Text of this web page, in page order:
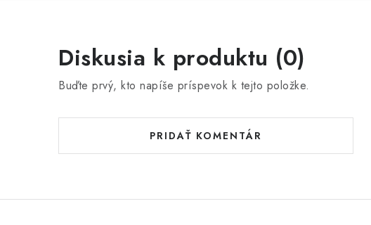
Diskusia k produktu (0)
Buďte prvý, kto napíše príspevok k tejto položke.
PRIDAŤ KOMENTÁR